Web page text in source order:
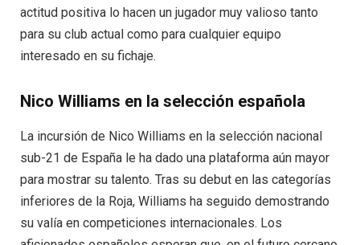
actitud positiva lo hacen un jugador muy valioso tanto
para su club actual como para cualquier equipo
interesado en su fichaje.
Nico Williams en la selección española
La incursión de Nico Williams en la selección nacional
sub-21 de España le ha dado una plataforma aún mayor
para mostrar su talento. Tras su debut en las categorías
inferiores de la Roja, Williams ha seguido demostrando
su valía en competiciones internacionales. Los